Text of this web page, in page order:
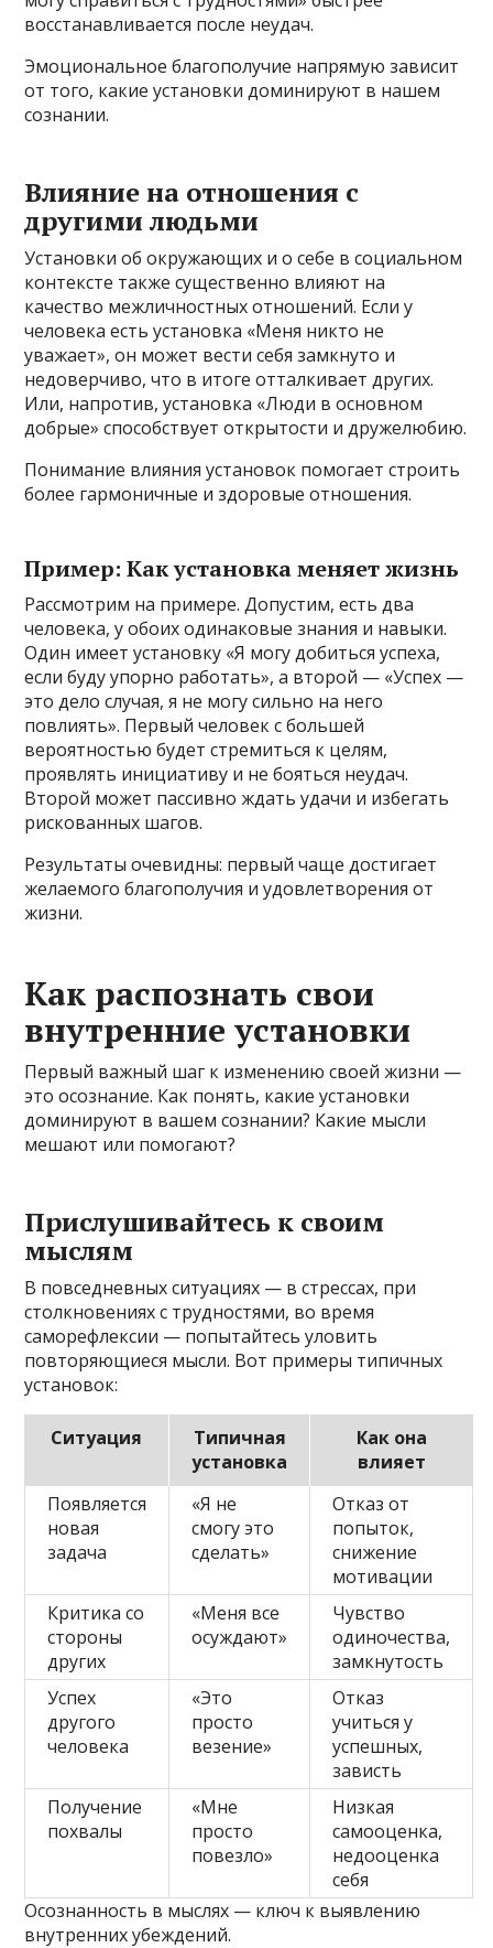
восстанавливается после неудач.
Эмоциональное благополучие напрямую зависит
от того, какие установки доминируют в нашем
сознании.
Влияние на отношения с
другими людьми
Установки об окружающих и о себе в социальном
контексте также существенно влияют на
качество межличностных отношений. Если у
человека есть установка «Меня никто не
уважает», он может вести себя замкнуто и
недоверчиво, что в итоге отталкивает других.
Или, напротив, установка «Люди в основном
добрые» способствует открытости и дружелюбию.
Понимание влияния установок помогает строить
более гармоничные и здоровые отношения.
Пример: Как установка меняет жизнь
Рассмотрим на примере. Допустим, есть два
человека, у обоих одинаковые знания и навыки.
Один имеет установку «Я могу добиться успеха,
если буду упорно работать», а второй — «Успех —
это дело случая, я не могу сильно на него
повлиять». Первый человек с большей
вероятностью будет стремиться к целям,
проявлять инициативу и не бояться неудач.
Второй может пассивно ждать удачи и избегать
рискованных шагов.
Результаты очевидны: первый чаще достигает
желаемого благополучия и удовлетворения от
жизни.
Как распознать свои
внутренние установки
Первый важный шаг к изменению своей жизни —
это осознание. Как понять, какие установки
доминируют в вашем сознании? Какие мысли
мешают или помогают?
Прислушивайтесь к своим
мыслям
В повседневных ситуациях — в стрессах, при
столкновениях с трудностями, во время
саморефлексии — попытайтесь уловить
повторяющиеся мысли. Вот примеры типичных
установок:
Ситуация
Типичная
установка
Как она
влияет
Появляется
новая
задача
«Я не
смогу это
сделать»
Отказ от
попыток,
снижение
мотивации
Критика со
стороны
других
«Меня все
осуждают»
Чувство
одиночества,
замкнутость
Успех
другого
человека
«Это
просто
везение»
Отказ
учиться у
успешных,
зависть
Получение
похвалы
«Мне
просто
повезло»
Низкая
самооценка,
недооценка
себя
Осознанность в мыслях — ключ к выявлению
внутренних убеждений.